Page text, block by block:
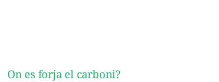
On es forja el carboni?